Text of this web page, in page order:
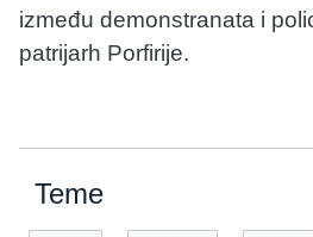
između demonstranata i
patrijarh Porfirije.
Teme